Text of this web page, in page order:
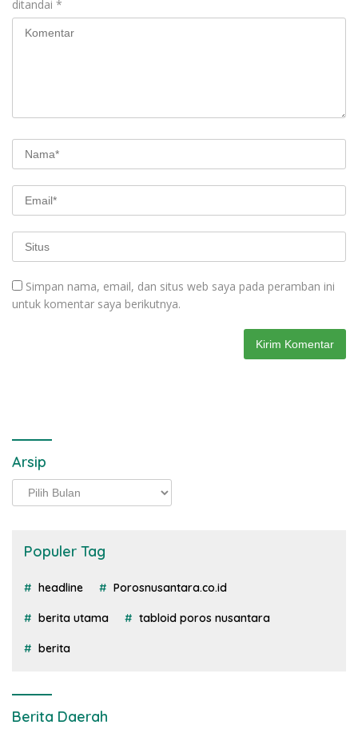
ditandai *
Simpan nama, email, dan situs web saya pada peramban ini
untuk komentar saya berikutnya.
Arsip
Arsip
Populer Tag
headline Porosnusantara.co.id
berita utama tabloid poros nusantara
berita
Berita Daerah